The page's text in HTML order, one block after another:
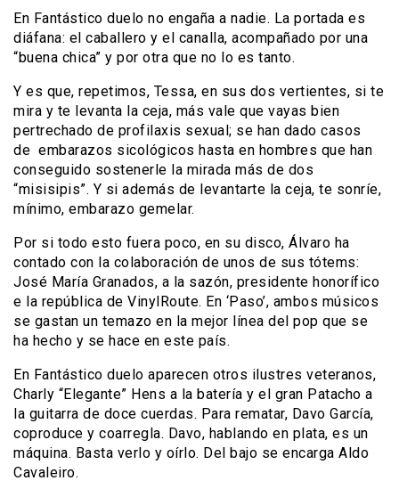
En Fantástico duelo no engaña a nadie. La portada es
diáfana: el caballero y el canalla, acompañado por una
“buena chica” y por otra que no lo es tanto.
Y es que, repetimos, Tessa, en sus dos vertientes, si te
mira y te levanta la ceja, más vale que vayas bien
pertrechado de profilaxis sexual; se han dado casos
de embarazos sicológicos hasta en hombres que han
conseguido sostenerle la mirada más de dos
“misisipis”. Y si además de levantarte la ceja, te sonríe,
mínimo, embarazo gemelar.
Por si todo esto fuera poco, en su disco, Álvaro ha
contado con la colaboración de unos de sus tótems:
José María Granados, a la sazón, presidente honorífico
e la república de VinylRoute. En ‘Paso’, ambos músicos
se gastan un temazo en la mejor línea del pop que se
ha hecho y se hace en este país.
En Fantástico duelo aparecen otros ilustres veteranos,
Charly “Elegante” Hens a la batería y el gran Patacho a
la guitarra de doce cuerdas. Para rematar, Davo García,
coproduce y coarregla. Davo, hablando en plata, es un
máquina. Basta verlo y oírlo. Del bajo se encarga Aldo
Cavaleiro.